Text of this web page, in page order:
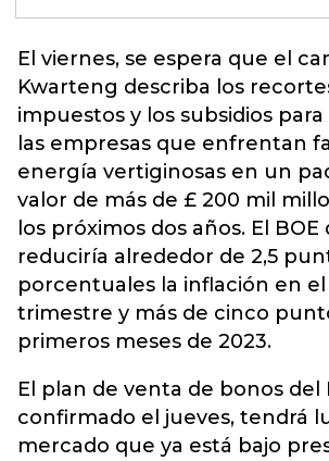
El viernes, se espera que el
Kwarteng describa los
impuestos y los subsidios
las empresas que enfrentan
energía vertiginosas en un
valor de más de £ 200 mil
los próximos dos años. El BOE
reduciría alrededor de 2,5
porcentuales la inflación en
trimestre y más de cinco
primeros meses de 2023.
El plan de venta de bonos del
confirmado el jueves, tendrá
mercado que ya está bajo